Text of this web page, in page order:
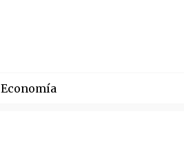
Economía